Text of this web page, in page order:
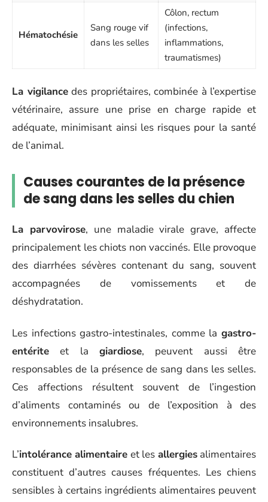
Hématochésie
Sang rouge vif
dans les selles
Côlon, rectum
(infections,
inflammations,
traumatismes)
La vigilancedes propriétaires, combinée à l’expertise
vétérinaire, assure une prise en charge rapide et
adéquate, minimisant ainsi les risques pour la santé
de l’animal.
Causes courantes de la présence
de sang dans les selles du chien
La parvovirose, une maladie virale grave, affecte
principalement les chiots non vaccinés. Elle provoque
des diarrhées sévères contenant du sang, souvent
accompagnées de vomissements et de
déshydratation.
Les infections gastro-intestinales, comme la gastro-
entérite et la giardiose, peuvent aussi être
responsables de la présence de sang dans les selles.
Ces affections résultent souvent de l’ingestion
d’aliments contaminés ou de l’exposition à des
environnements insalubres.
L’intolérance alimentaire et les allergiesalimentaires
constituent d’autres causes fréquentes. Les chiens
sensibles à certains ingrédients alimentaires peuvent